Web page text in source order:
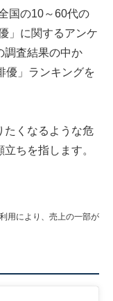
国の10～60代の
」に関するアンケ
調査結果の中か
優」ランキングを
たくなるような危
ちを指します。
用により、売上の一部が